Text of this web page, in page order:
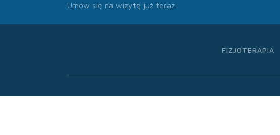
Umów się na wizytę już teraz
FIZJOTERAPIA